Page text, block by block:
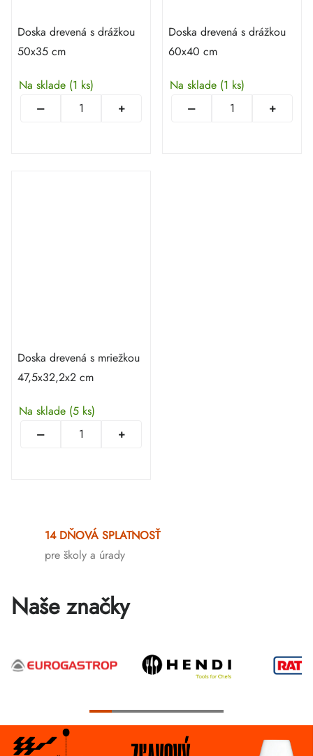
Doska drevená s drážkou
50x35 cm
Na sklade (1 ks)
Doska drevená s drážkou
60x40 cm
Na sklade (1 ks)
Doska drevená s mriežkou
47,5x32,2x2 cm
Na sklade (5 ks)
prvky
14 DŇOVÁ SPLATNOSŤ
pre školy a úrady
Naše značky